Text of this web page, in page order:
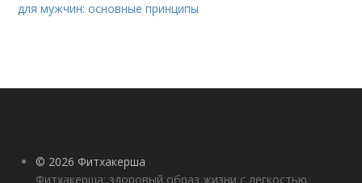
для мужчин: основные принципы
© 2026 Фитхакерша
Фитхакерша: здоровый образ жизни с легкостью